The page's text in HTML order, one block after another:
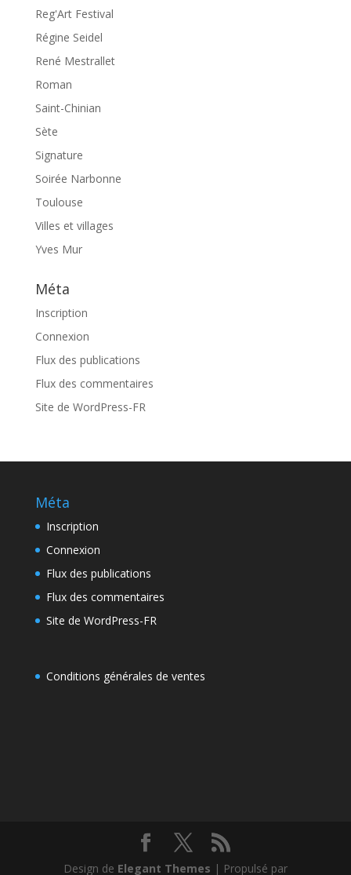
Reg'Art Festival
Régine Seidel
René Mestrallet
Roman
Saint-Chinian
Sète
Signature
Soirée Narbonne
Toulouse
Villes et villages
Yves Mur
Méta
Inscription
Connexion
Flux des publications
Flux des commentaires
Site de WordPress-FR
Méta
Inscription
Connexion
Flux des publications
Flux des commentaires
Site de WordPress-FR
Conditions générales de ventes
Design de Elegant Themes | Propulsé par